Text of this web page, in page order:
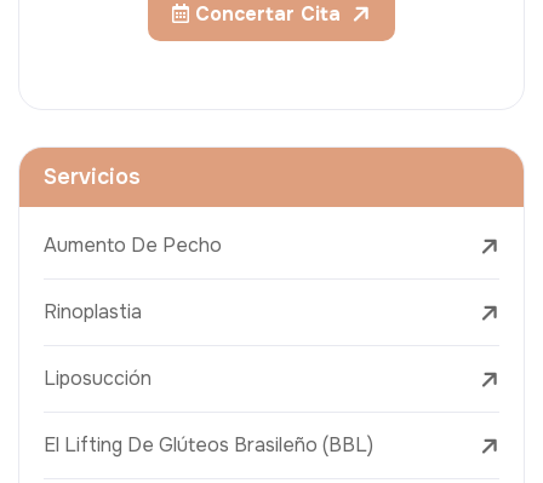
Concertar Cita
Servicios
Aumento De Pecho
Rinoplastia
Liposucción
El Lifting De Glúteos Brasileño (BBL)